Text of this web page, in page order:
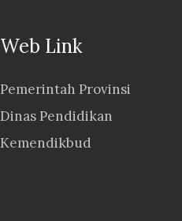
Web Link
Pemerintah Provinsi
Dinas Pendidikan
Kemendikbud